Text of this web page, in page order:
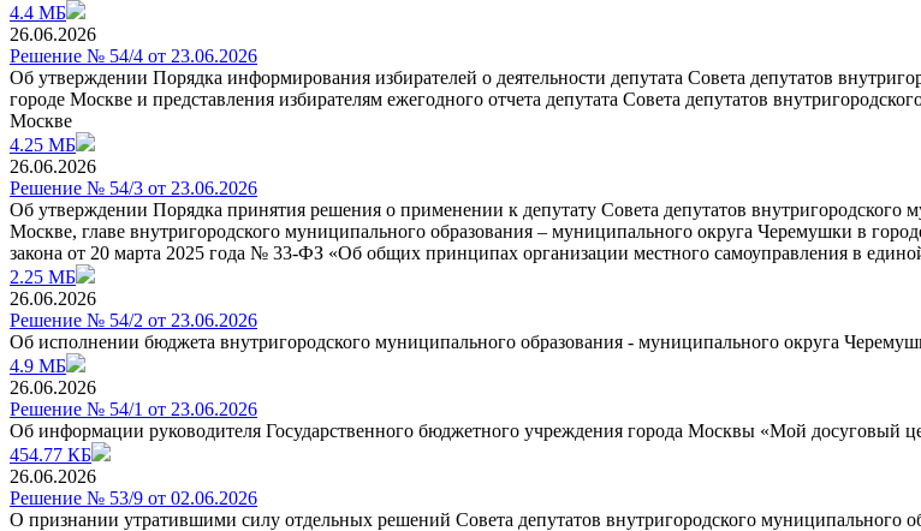
4.4 МБ
26.06.2026
Решение № 54/4 от 23.06.2026
Об утверждении Порядка информирования избирателей о деятельности депутата Совета депутатов
городе Москве и представления избирателям ежегодного отчета депутата Совета депутатов
Москве
4.25 МБ
26.06.2026
Решение № 54/3 от 23.06.2026
Об утверждении Порядка принятия решения о применении к депутату Совета депутатов
Москве, главе внутригородского муниципального образования – муниципального округа Черемушки в
закона от 20 марта 2025 года № 33-ФЗ «Об общих принципах организации местного самоуправления в
2.25 МБ
26.06.2026
Решение № 54/2 от 23.06.2026
Об исполнении бюджета внутригородского муниципального образования - муниципального округа
4.9 МБ
26.06.2026
Решение № 54/1 от 23.06.2026
Об информации руководителя Государственного бюджетного учреждения города Москвы «Мой досуговый
454.77 КБ
26.06.2026
Решение № 53/9 от 02.06.2026
О признании утратившими силу отдельных решений Совета депутатов внутригородского муниципального